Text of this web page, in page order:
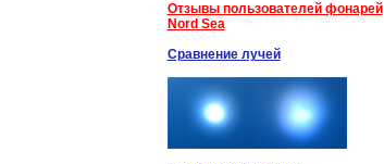
Отзывы пользователей фонарей
Nord Sea
Сравнение лучей